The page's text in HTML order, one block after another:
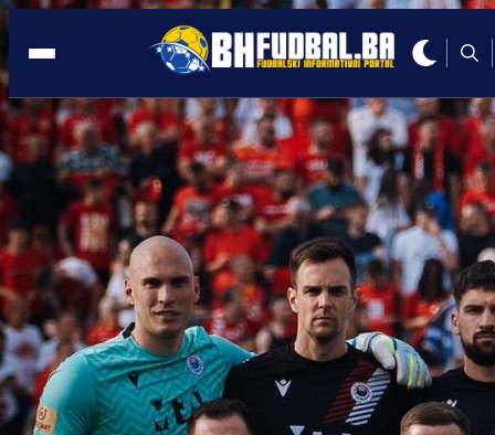
MOSTAR
19:35, 10.08.2023
RAPSODIJA U MOSTARU: Zrinjski vodi
sa 5:0!